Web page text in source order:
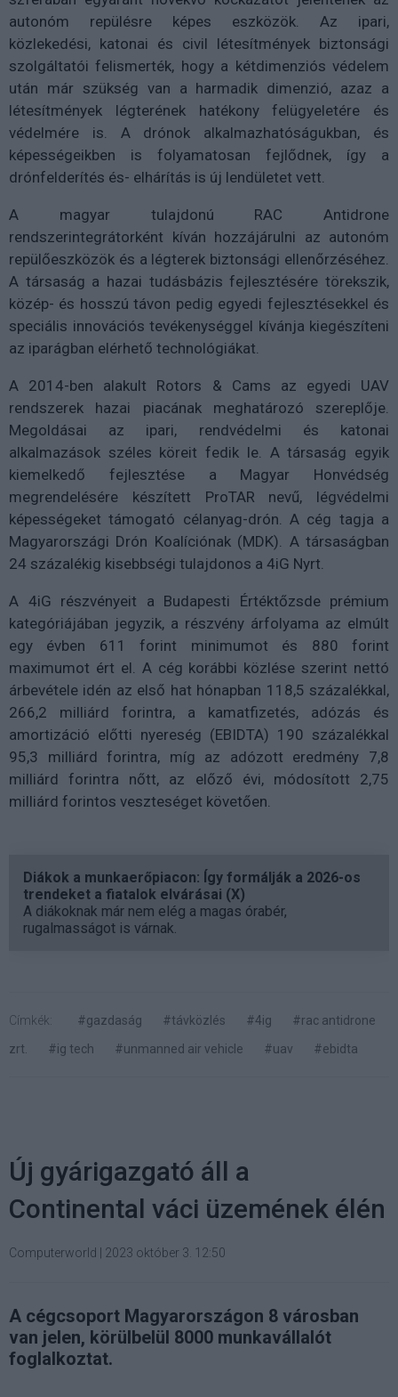
autonóm repülésre képes eszközök. Az ipari,
közlekedési, katonai és civil létesítmények biztonsági
szolgáltatói felismerték, hogy a kétdimenziós védelem
után már szükség van a harmadik dimenzió, azaz a
létesítmények légterének hatékony felügyeletére és
védelmére is. A drónok alkalmazhatóságukban, és
képességeikben is folyamatosan fejlődnek, így a
drónfelderítés és- elhárítás is új lendületet vett.
A magyar tulajdonú RAC Antidrone
rendszerintegrátorként kíván hozzájárulni az autonóm
repülőeszközök és a légterek biztonsági ellenőrzéséhez.
A társaság a hazai tudásbázis fejlesztésére törekszik,
közép- és hosszú távon pedig egyedi fejlesztésekkel és
speciális innovációs tevékenységgel kívánja kiegészíteni
az iparágban elérhető technológiákat.
A 2014-ben alakult Rotors & Cams az egyedi UAV
rendszerek hazai piacának meghatározó szereplője.
Megoldásai az ipari, rendvédelmi és katonai
alkalmazások széles köreit fedik le. A társaság egyik
kiemelkedő fejlesztése a Magyar Honvédség
megrendelésére készített ProTAR nevű, légvédelmi
képességeket támogató célanyag-drón. A cég tagja a
Magyarországi Drón Koalíciónak (MDK). A társaságban
24 százalékig kisebbségi tulajdonos a 4iG Nyrt.
A 4iG részvényeit a Budapesti Értéktőzsde prémium
kategóriájában jegyzik, a részvény árfolyama az elmúlt
egy évben 611 forint minimumot és 880 forint
maximumot ért el. A cég korábbi közlése szerint nettó
árbevétele idén az első hat hónapban 118,5 százalékkal,
266,2 milliárd forintra, a kamatfizetés, adózás és
amortizáció előtti nyereség (EBIDTA) 190 százalékkal
95,3 milliárd forintra, míg az adózott eredmény 7,8
milliárd forintra nőtt, az előző évi, módosított 2,75
milliárd forintos veszteséget követően.
Diákok a munkaerőpiacon: Így formálják a 2026-os
trendeket a fiatalok elvárásai (X)
A diákoknak már nem elég a magas órabér,
rugalmasságot is várnak.
Címkék: #gazdaság #távközlés #4ig
#rac antidrone
zrt.
#ig tech #unmanned air vehicle #uav #ebidta
Új gyárigazgató áll a
Continental váci üzemének élén
Computerworld 2023 október 3. 12:50
A cégcsoport Magyarországon 8 városban
van jelen, körülbelül 8000 munkavállalót
foglalkoztat.